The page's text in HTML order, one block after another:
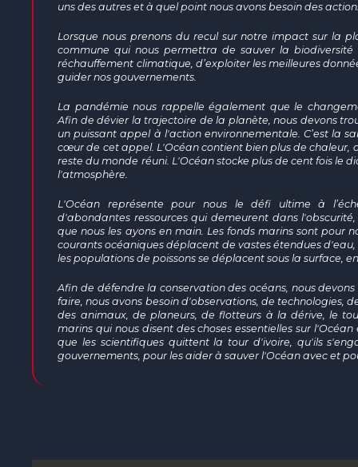
uns des autres et à quel point nous avons besoin des
Lorsque nous prenons du recul sur notre impact sur la
commune qui nous permettra de sauver la
réchauffement climatique, d’exploiter les meilleures
guider nos gouvernements.
La pandémie nous rappelle également que le
Afin de dévier la trajectoire de la planète, nous devons
un puissant appel à l'action environnementale. C’est la
cœur de cet appel. L'Océan contient bien plus de chaleur,
reste du monde réuni. L'Océan stocke plus de cent fois le
l'atmosphère.
L'Océan représente pour nous le défi ultime à
d'abondantes ressources qui demeurent dans
que nous les ayons en main. Les fonds marins sont pour
courants océaniques déplacent de vastes étendues d'eau,
les populations de poissons se déplacent sous la surface,
Afin de défendre la conservation des océans, nous devons
faire, nous avons besoin d'observations, de technologies,
des animaux, de planeurs, de flotteurs à la dérive, le
marins qui nous disent des choses essentielles sur l'Océan
que les scientifiques quittent la tour d'ivoire, qu'ils
gouvernements, pour les aider à sauver l'Océan avec et